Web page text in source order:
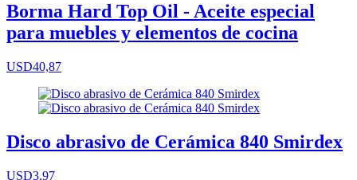
Borma Hard Top Oil - Aceite especial
para muebles y elementos de cocina
USD40,87
Disco abrasivo de Cerámica 840 Smirdex
USD3,97